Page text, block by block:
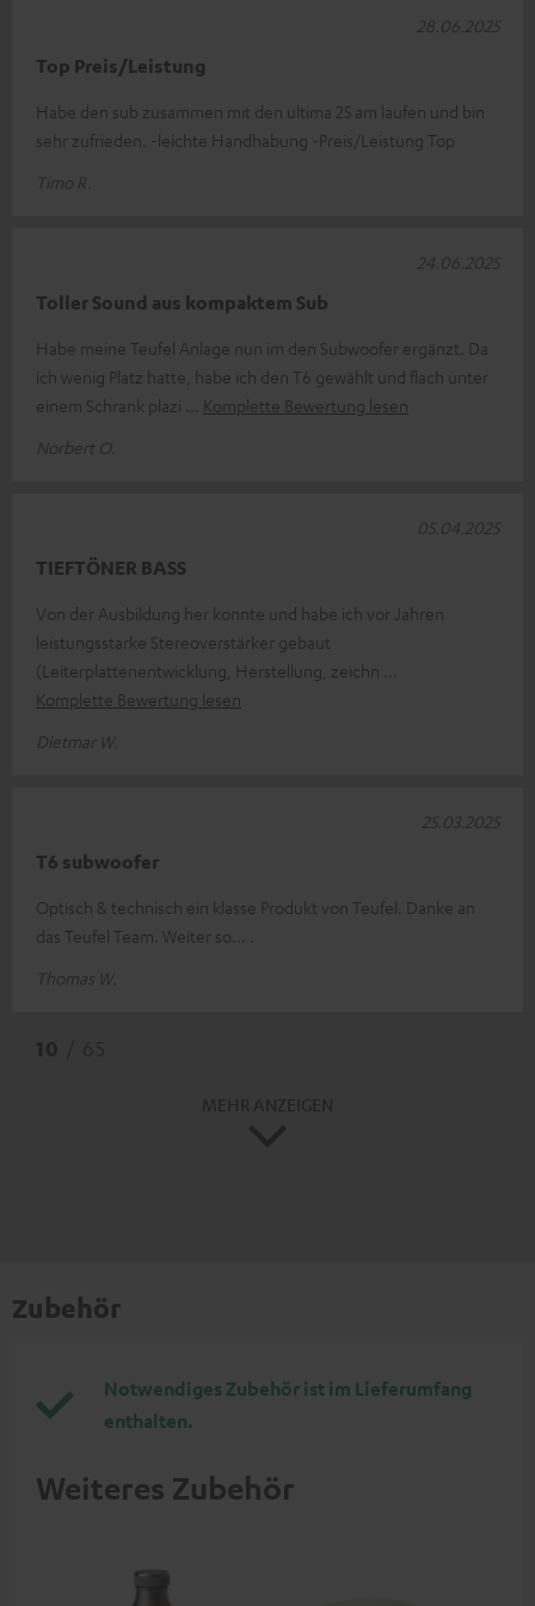
Top Preis/Leistung
Habe den sub zusammen mit den ultima 25 am laufen und bin
sehr zufrieden. -leichte Handhabung -Preis/Leistung Top
Timo R.
28.06.2025
Toller Sound aus kompaktem Sub
Habe meine Teufel Anlage nun im den Subwoofer ergänzt. Da
ich wenig Platz hatte, habe ich den T6 gewählt und flach unter
einem Schrank plazi
Komplette Bewertung lesen
Norbert O.
24.06.2025
TIEFTÖNER BASS
Von der Ausbildung her konnte und habe ich vor Jahren
leistungsstarke Stereoverstärker gebaut
(Leiterplattenentwicklung, Herstellung, zeichn
Komplette Bewertung lesen
Dietmar W.
05.04.2025
T6 subwoofer
Optisch & technisch ein klasse Produkt von Teufel. Danke an
das Teufel Team. Weiter so... .
Thomas W.
25.03.2025
Zubehör
Notwendiges Zubehör ist im Lieferumfang
enthalten.
Weiteres Zubehör